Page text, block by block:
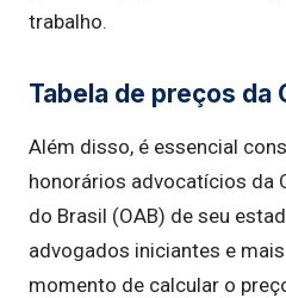
trabalho.
Tabela de preços da
Além disso, é essencial
honorários advocatícios da
do Brasil (OAB) de seu
advogados iniciantes e
momento de calcular o